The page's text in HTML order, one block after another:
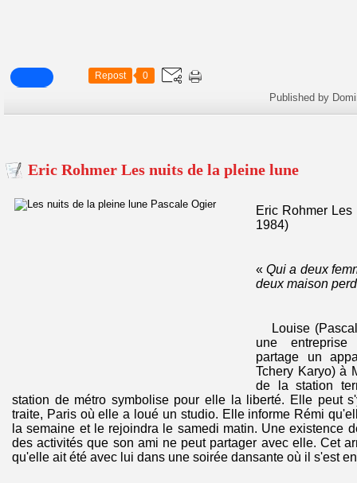
Repost 0
Published by
Eric Rohmer Les nuits de la pleine lune
Eric Rohmer
1984)
«Qui a deux
deux maison
Louise
une
partage un
Tchery Karyo) à
de la station
station de métro symbolise pour elle la liberté. Elle peut
traite, Paris où elle a loué un studio. Elle informe Rémi
la semaine et le rejoindra le samedi matin. Une existence
des activités que son ami ne peut partager avec elle. Cet
qu'elle ait été avec lui dans une soirée dansante où il s'est